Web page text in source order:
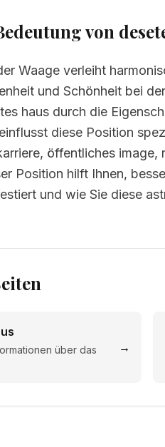
von
Waage verleiht
und Schönheit bei
haus durch die
diese Position
öffentliches
Position hilft Ihnen,
und wie Sie diese
über das
→